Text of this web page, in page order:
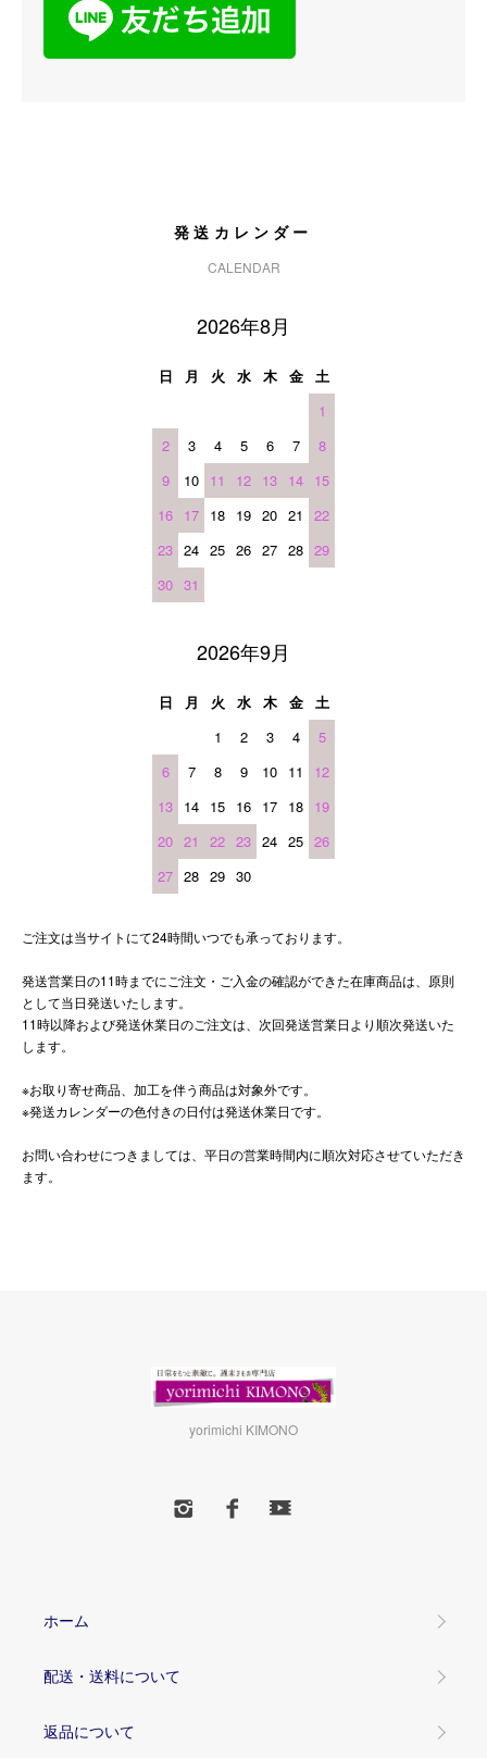
発送カレンダー
CALENDAR
2026年8月
日 月 火 水 木 金
土
1
2
3 4 5 6 7
8
9
10 11 12 13 14 15
16 17 18 19 20 21
22
23 24 25 26 27 28 29
30 31
2026年9月
日 月 火 水 木 金
土
1
2 3 4
5
6
7 8 9 10 11
12
13 14 15 16 17 18 19
20 21 22 23 24 25 26
27 28 29 30
ご注文は当サイトにて24時間いつでも承っております。
発送営業日の11時までにご注文・ご入金の確認ができた在庫商品は、原則
として当日発送いたします。
11時以降および発送休業日のご注文は、次回発送営業日より順次発送いた
します。
※お取り寄せ商品、加工を伴う商品は対象外です。
※発送カレンダーの色付きの日付は発送休業日です。
お問い合わせにつきましては、平日の営業時間内に順次対応させていただき
ます。
yorimichi KIMONO
ホーム
配送・送料について
返品について